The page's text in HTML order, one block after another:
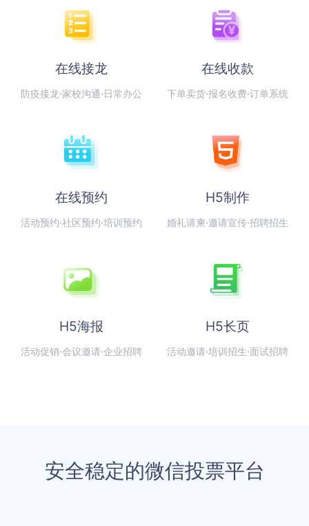
在线接龙
防疫接龙·家校沟通·日常办公
在线收款
下单卖货·报名收费·订单系统
在线预约
活动预约·社区预约·培训预约
H5制作
婚礼请柬·邀请宣传·招聘招生
H5海报
活动促销·会议邀请·企业招聘
H5长页
活动邀请·培训招生·面试招聘
安全稳定的微信投票平台